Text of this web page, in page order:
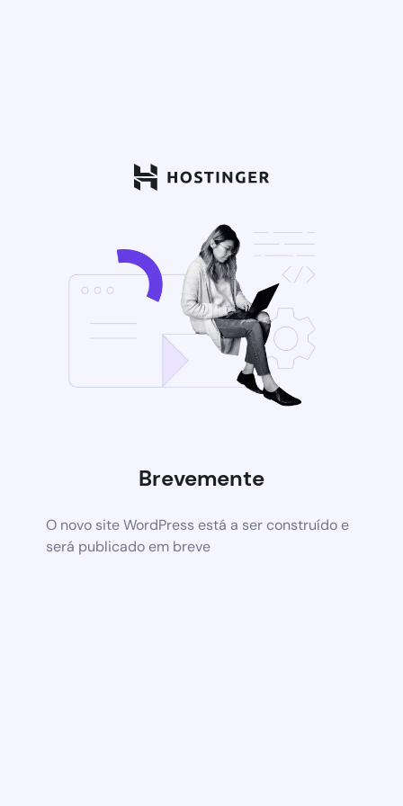
Brevemente
O novo site WordPress está a ser construído e
será publicado em breve